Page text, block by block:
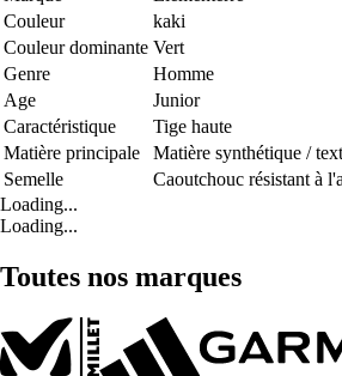
Couleur
kaki
Couleur dominante Vert
Genre
Homme
Age
Junior
Caractéristique
Tige haute
Matière principale
Matière synthétique /
Semelle
Caoutchouc résistant à
Loading...
Loading...
Toutes nos marques